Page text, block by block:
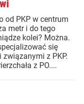
od PKP w centrum
metr i do tego
kolei? Można.
się
z PKP.
z PO....